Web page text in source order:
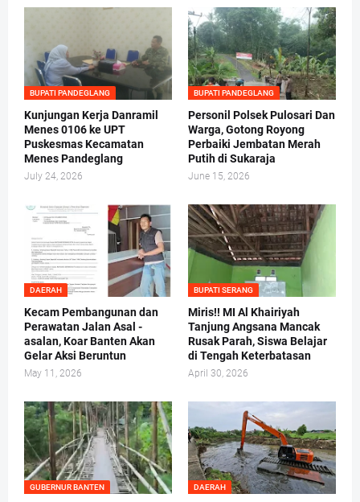
BUPATI PANDEGLANG
Kunjungan Kerja Danramil
Menes 0106 ke UPT
Puskesmas Kecamatan
Menes Pandeglang
July 24, 2026
BUPATI PANDEGLANG
Personil Polsek Pulosari Dan
Warga, Gotong Royong
Perbaiki Jembatan Merah
Putih di Sukaraja
June 15, 2026
DAERAH
Kecam Pembangunan dan
Perawatan Jalan Asal -
asalan, Koar Banten Akan
Gelar Aksi Beruntun
May 11, 2026
BUPATI SERANG
Miris!! MI Al Khairiyah
Tanjung Angsana Mancak
Rusak Parah, Siswa Belajar
di Tengah Keterbatasan
April 30, 2026
GUBERNUR BANTEN DAERAH